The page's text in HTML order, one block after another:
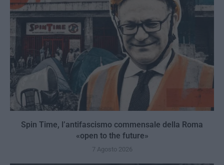
Spin Time, l’antifascismo commensale della Roma
«open to the future»
7 Agosto 2026